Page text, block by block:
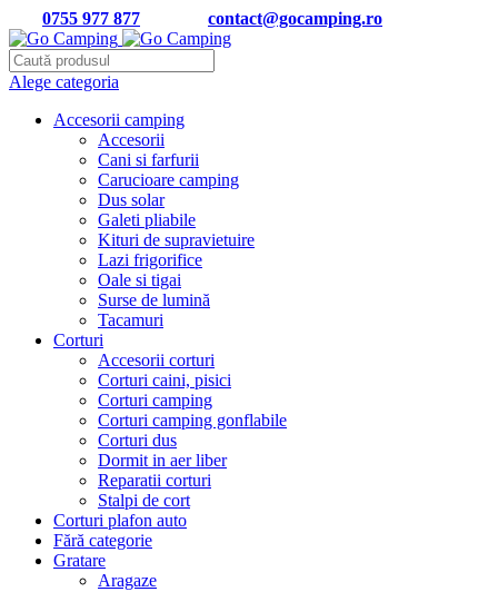
0755 977 877 contact@gocamping.ro
Alege categoria
Accesorii camping
Accesorii
Cani si farfurii
Carucioare camping
Dus solar
Galeti pliabile
Kituri de supravietuire
Lazi frigorifice
Oale si tigai
Surse de lumină
Tacamuri
Corturi
Accesorii corturi
Corturi caini, pisici
Corturi camping
Corturi camping gonflabile
Corturi dus
Dormit in aer liber
Reparatii corturi
Stalpi de cort
Corturi plafon auto
Fără categorie
Gratare
Aragaze